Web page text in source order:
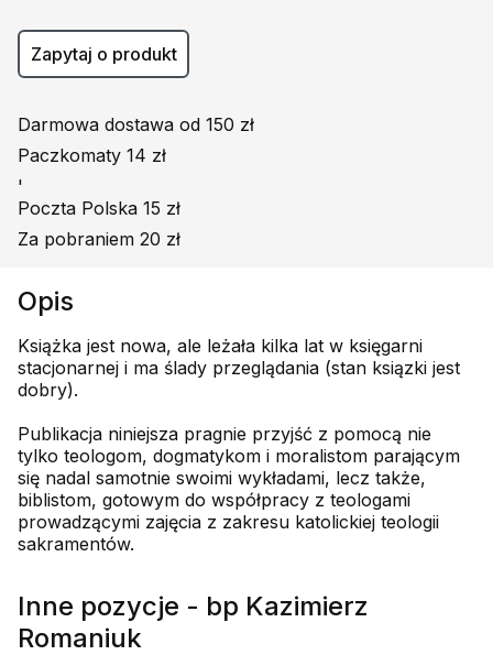
Zapytaj o produkt
Darmowa dostawa od 150 zł
Paczkomaty 14 zł
'
Poczta Polska 15 zł
Za pobraniem 20 zł
Opis
Książka jest nowa, ale leżała kilka lat w księgarni
stacjonarnej i ma ślady przeglądania (stan ksiązki jest
dobry).
Publikacja niniejsza pragnie przyjść z pomocą nie
tylko teologom, dogmatykom i moralistom parającym
się nadal samotnie swoimi wykładami, lecz także,
biblistom, gotowym do współpracy z teologami
prowadzącymi zajęcia z zakresu katolickiej teologii
sakramentów.
Inne pozycje - bp Kazimierz
Romaniuk